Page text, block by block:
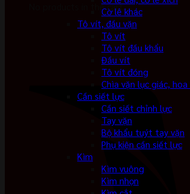
No products in the cart.
Cờ lê khác
Tô vít, đầu vặn
Tô vít
Tô vít đầu khẩu
Đầu vít
Tô vít đóng
Chìa vặn lục giác, hoa
Cần siết lực
Cần siết chỉnh lực
Tay vặn
Bộ khẩu tuýt tay vặn
Phụ kiện cần siết lực
Kìm
Kìm vuông
Kìm nhọn